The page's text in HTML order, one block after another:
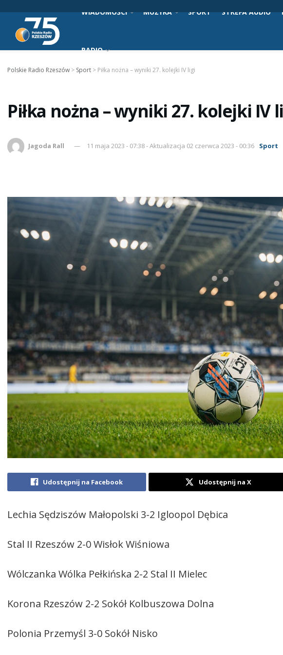
WIADOMOŚCI MUZYKA SPORT STREFA AUDIO
RADIO
Polskie Radio Rzeszów > Sport > Piłka nożna – wyniki 27. kolejki IV ligi
Piłka nożna – wyniki 27. kolejki IV
Jagoda Rall 11 maja 2023 - 07:38 - Aktualizacja 02 czerwca 2023 - 00:36 Sport
Udostępnij na Facebook Udostępnij na X
Lechia Sędziszów Małopolski 3-2 Igloopol Dębica
Stal II Rzeszów 2-0 Wisłok Wiśniowa
Wólczanka Wólka Pełkińska 2-2 Stal II Mielec
Korona Rzeszów 2-2 Sokół Kolbuszowa Dolna
Polonia Przemyśl 3-0 Sokół Nisko